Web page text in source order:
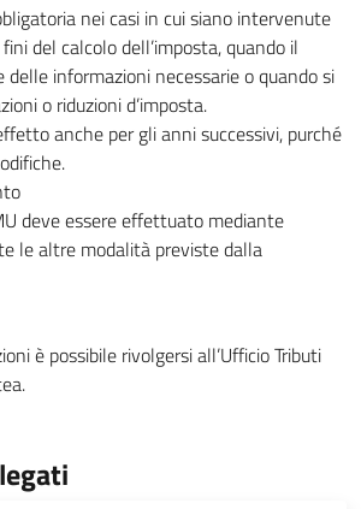
nei casi in cui siano intervenute
del calcolo dell’imposta, quando il
delle informazioni necessarie o quando si
o riduzioni d’imposta.
anche per gli anni successivi, purché
deve essere effettuato mediante
le altre modalità previste dalla
è possibile rivolgersi all’Ufficio Tributi